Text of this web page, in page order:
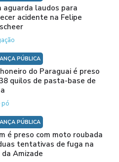
aguarda laudos para
acidente na Felipe
PÚBLICA
do Paraguai é preso
quilos de pasta-base de
pó
PÚBLICA
é preso com moto roubada
tentativas de fuga na
Amizade